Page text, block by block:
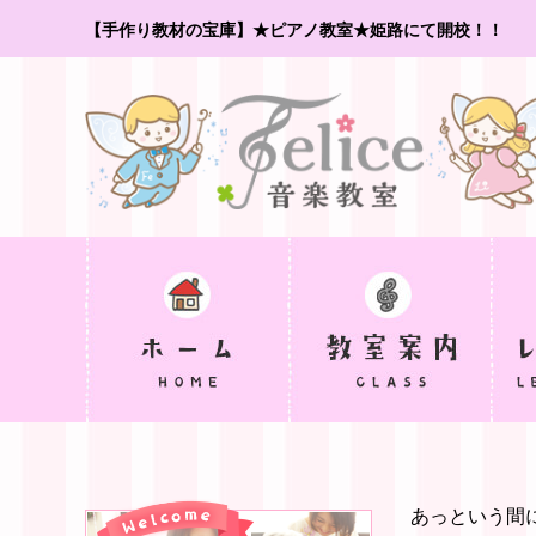
【手作り教材の宝庫】★ピアノ教室★姫路にて開校！！
あっという間